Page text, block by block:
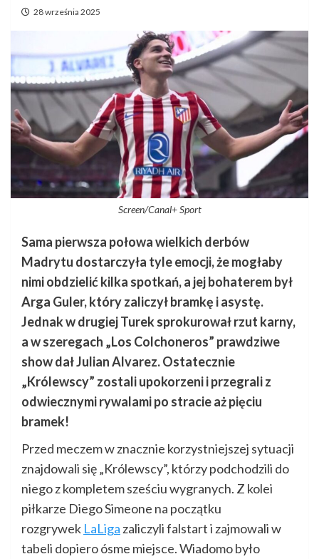
28 września 2025
Screen/Canal+ Sport
Sama pierwsza połowa wielkich derbów
Madrytu dostarczyła tyle emocji, że mogłaby
nimi obdzielić kilka spotkań, a jej bohaterem był
Arga Guler, który zaliczył bramkę i asystę.
Jednak w drugiej Turek sprokurował rzut karny,
a w szeregach „Los Colchoneros” prawdziwe
show dał Julian Alvarez. Ostatecznie
„Królewscy” zostali upokorzeni i przegrali z
odwiecznymi rywalami po stracie aż pięciu
bramek!
Przed meczem w znacznie korzystniejszej sytuacji
znajdowali się „Królewscy”, którzy podchodzili do
niego z kompletem sześciu wygranych. Z kolei
piłkarze Diego Simeone na początku
rozgrywek LaLiga zaliczyli falstart i zajmowali w
tabeli dopiero ósme miejsce. Wiadomo było